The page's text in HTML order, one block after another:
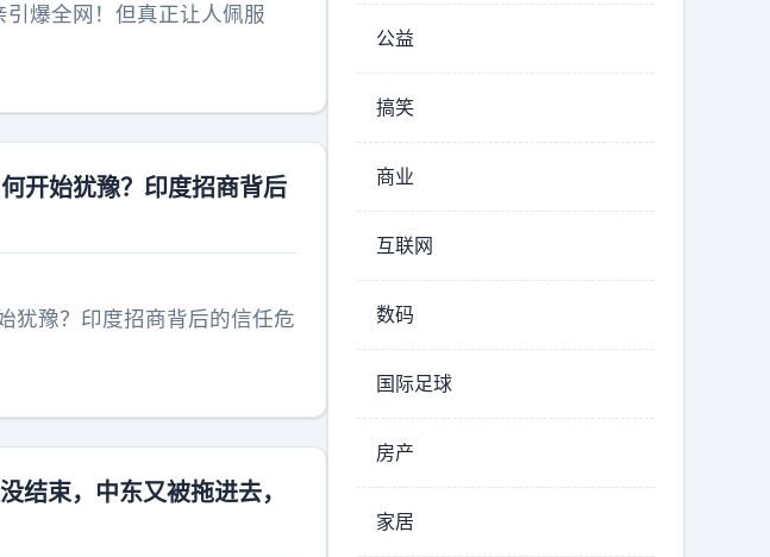
爆全网！但真正让人佩服
开始犹豫？印度招商背后
犹豫？印度招商背后的信任危
结束，中东又被拖进去，
公益
搞笑
商业
互联网
数码
国际足球
房产
家居